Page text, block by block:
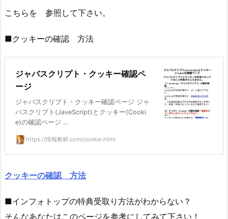
こちらを 参照して下さい。
■クッキーの確認 方法
ジャバスクリプト・クッキー確認ペ
ージ
ジャバスクリプト・クッキー確認ページ ジャ
バスクリプト(JaveScript)とクッキー(Cooki
e)の確認ページ ...
https://情報教材.com/cookie.html
クッキーの確認 方法
■インフォトップの特典受取り方法がわからない？
そんなあなたはこのページを参考にしてみて下さい！